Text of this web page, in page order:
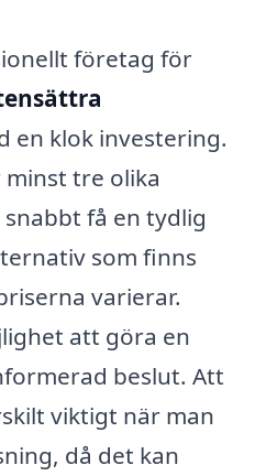
företag för
en klok investering.
tre olika
få en tydlig
som finns
varierar.
att göra en
beslut. Att
viktigt när man
då det kan